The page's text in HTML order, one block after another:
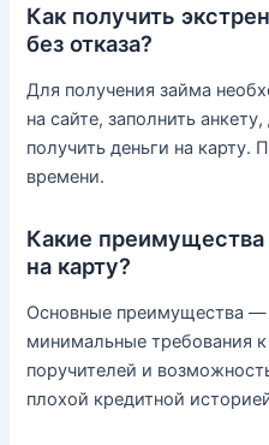
Как получить
без отказа?
Для получения займа
на сайте, заполнить
получить деньги на
времени.
Какие преимущества
на карту?
Основные преимущества
минимальные требования
поручителей и
плохой кредитной